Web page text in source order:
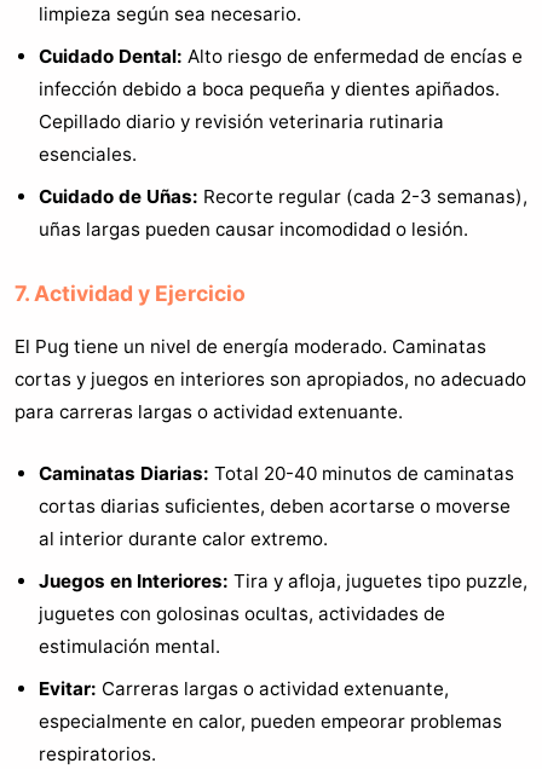
limpieza según sea necesario.
Cuidado Dental: Alto riesgo de enfermedad de encías e
infección debido a boca pequeña y dientes apiñados.
Cepillado diario y revisión veterinaria rutinaria
esenciales.
Cuidado de Uñas: Recorte regular (cada 2-3 semanas),
uñas largas pueden causar incomodidad o lesión.
7. Actividad y Ejercicio
El Pug tiene un nivel de energía moderado. Caminatas
cortas y juegos en interiores son apropiados, no adecuado
para carreras largas o actividad extenuante.
Caminatas Diarias: Total 20-40 minutos de caminatas
cortas diarias suficientes, deben acortarse o moverse
al interior durante calor extremo.
Juegos en Interiores: Tira y afloja, juguetes tipo puzzle,
juguetes con golosinas ocultas, actividades de
estimulación mental.
Evitar: Carreras largas o actividad extenuante,
especialmente en calor, pueden empeorar problemas
respiratorios.